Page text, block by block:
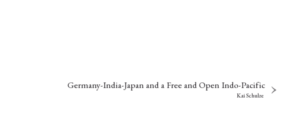
Germany-India-Japan and a Free and Open Indo-Pacific
Kai Schulze